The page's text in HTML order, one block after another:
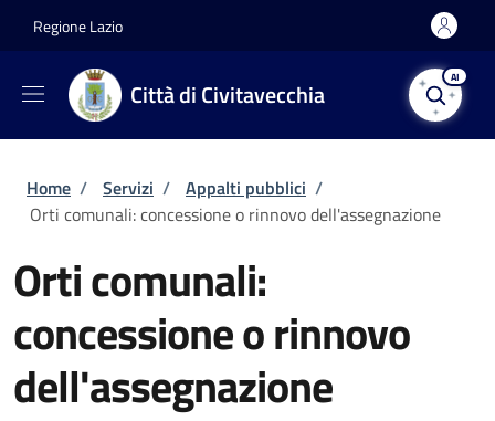
Regione Lazio
Città di Civitavecchia
AI
Briciole di pane
Home / Servizi / Appalti pubblici /
Orti comunali: concessione o rinnovo dell'assegnazione
Orti comunali:
concessione o rinnovo
dell'assegnazione